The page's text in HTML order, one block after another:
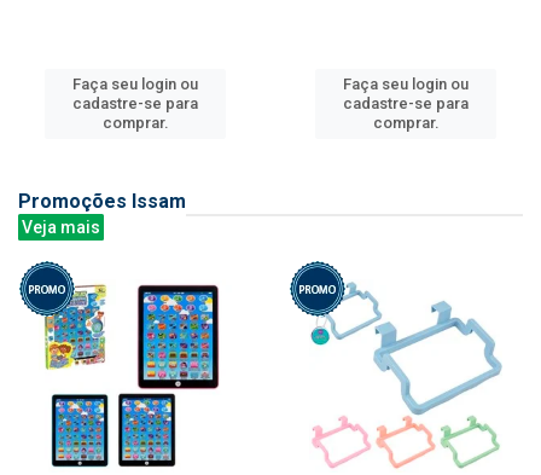
Faça seu login ou
cadastre-se para
comprar.
Faça seu login ou
cadastre-se para
comprar.
Promoções Issam
Veja mais